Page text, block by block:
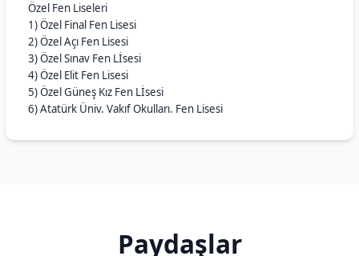
Özel Fen Liseleri
1) Özel Final Fen Lisesi
2) Özel Açı Fen Lisesi
3) Özel Sınav Fen Lİsesi
4) Özel Elit Fen Lisesi
5) Özel Güneş Kız Fen Lİsesi
6) Atatürk Üniv. Vakıf Okulları. Fen Lisesi
Paydaşlar